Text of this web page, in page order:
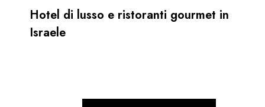
Hotel di lusso e ristoranti gourmet in
Israele